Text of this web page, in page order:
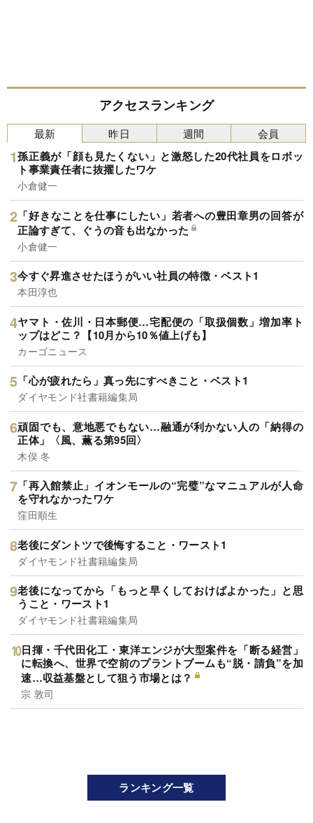
アクセスランキング
最新
孫正義が「顔も見たくない」と激怒した20代社員をロボッ
ト事業責任者に抜擢したワケ
小倉健一
「好きなことを仕事にしたい」若者への豊田章男の回答が
正論すぎて、ぐうの音も出なかった
小倉健一
今すぐ昇進させたほうがいい社員の特徴・ベスト1
本田淳也
ヤマト・佐川・日本郵便…宅配便の「取扱個数」増加率ト
ップはどこ？【10月から10％値上げも】
カーゴニュース
「心が疲れたら」真っ先にすべきこと・ベスト1
ダイヤモンド社書籍編集局
頑固でも、意地悪でもない…融通が利かない人の「納得の
正体」〈風、薫る第95回〉
木俣 冬
「再入館禁止」イオンモールの“完璧”なマニュアルが人命
を守れなかったワケ
窪田順生
老後にダントツで後悔すること・ワースト1
ダイヤモンド社書籍編集局
老後になってから「もっと早くしておけばよかった」と思
うこと・ワースト1
ダイヤモンド社書籍編集局
日揮・千代田化工・東洋エンジが大型案件を「断る経営」
に転換へ、世界で空前のプラントブームも“脱・請負”を加
速…収益基盤として狙う市場とは？
宗 敦司
昨日 週間 会員
ランキング一覧